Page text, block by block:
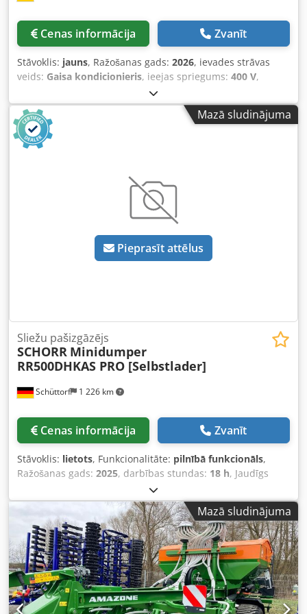
Cenas informācija Zvanīt
Stāvoklis: jauns, Ražošanas gads: 2026, ievades strāvas
veids: Gaisa kondicionieris, ieejas spriegums: 400 V,
, Mūsu 5 kW elektriskā ķēdes zāģis ir
lieliski piemērots metrmalkas saišu zāģēšanai sadarbībā ar
mūsu zāģa statīvu. Zāģējot veselas malkas metrmalkas
saites, tiek ietaupīts ievērojams roku darbs! Viena
operatora režīmā dažās minūtēs var apstrādāt līdz 1
Vidējais zāģējuma laiks ir 1,5 minūtes. Dkodpfx Alefnrx To
Mazā sludinājuma
Pieprasīt attēlus
Schüttorf 1 226 km
Sliežu pašizgāzējs
SCHORR Minidumper
RR500DHKAS PRO [Selbstlader]
Cenas informācija Zvanīt
Stāvoklis: lietots, Funkcionalitāte: pilnībā funkcionāls,
Ražošanas gads: 2025, darbības stundas: 18 h, Jaudīgs
minidumpers lieliskā stāvoklī pārdošanā! Iekārta ir ļoti labi
kopta un tūlīt gatava lietošanai. Stāvoklis: lietots, ļoti labs
Darba stundas: 17h Ražošanas gads: 2024 SCHORR
kāpurķēžu dumpers RR500DHKAS PRO – atklājiet
priekšrocības: - 9,2 ZS četru taktu motors - Pašgājējs ar
spēcīgu kāpurķēžu piedziņu - Hidrauliskā lāpsta
pašiekraušanai - 500 kg kravnesība - Liela un augstas
kvalitātes kravas kaste ar plašu izkraušanas leņķi -
Nolokāma platforma operātoram – standarta komplektācijā
Mazā sludinājuma